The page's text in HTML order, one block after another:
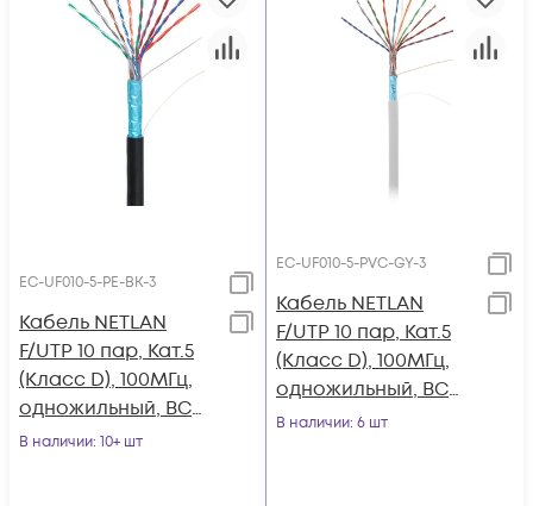
EC-UF010-5-PE-BK-3
Кабель NETLAN
F/UTP 10 пар, Кат.5
(Класс D), 100МГц,
одножильный, BC
(чистая медь),
В наличии: 10+ шт
EC-UF010-5-PVC-GY-3
Кабель NETLAN
F/UTP 10 пар, Кат.5
(Класс D), 100МГц,
одножильный, BC
(чистая медь),
В наличии: 6 шт